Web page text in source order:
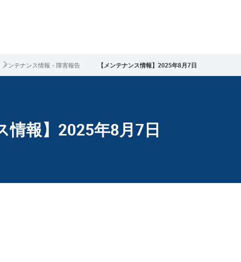
メンテナンス情報・障害報告 【メンテナンス情報】2025年8月7日
情報】2025年8月7日